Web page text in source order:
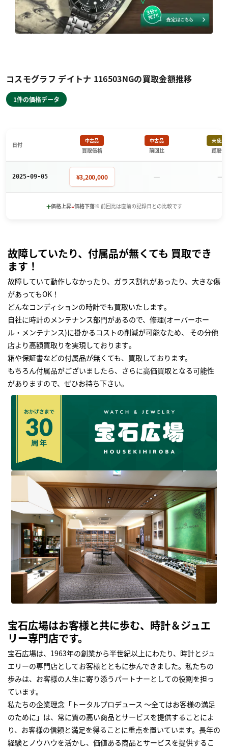
コスモグラフ デイトナ 116503NGの買取金額推移
1件の価格データ
日付
中古品
買取価格
中古品
前回比
未使用
買取価
2025-09-05 ¥3,200,000 － －
+価格上昇-価格下落※ 前回比は直前の記録日との比較です
故障していたり、付属品が無くても 買取でき
ます！
故障していて動作しなかったり、ガラス割れがあったり、大きな傷
があってもOK！
どんなコンディションの時計でも買取いたします｡
自社に時計のメンテナンス部門があるので、修理(オーバーホー
ル・メンテナンス)に掛かるコストの削減が可能なため、 その分他
店より高額買取りを実現しております｡
箱や保証書などの付属品が無くても、買取しております。
もちろん付属品がございましたら、さらに高価買取となる可能性
がありますので、ぜひお持ち下さい｡
宝石広場はお客様と共に歩む、時計＆ジュエ
リー専門店です。
宝石広場は、1963年の創業から半世紀以上にわたり、時計とジュ
エリーの専門店としてお客様とともに歩んできました。私たちの
歩みは、お客様の人生に寄り添うパートナーとしての役割を担っ
ています。
私たちの企業理念「トータルプロデュース ～全てはお客様の満足
のために」は、常に質の高い商品とサービスを提供することによ
り、お客様の信頼と満足を得ることに重点を置いています。長年の
経験とノウハウを活かし、価値ある商品とサービスを提供するこ